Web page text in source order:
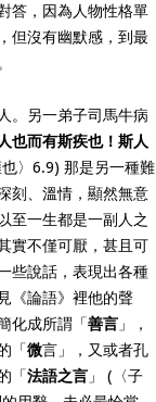
答，因為人物性格單
但沒有幽默感，到最
。另一弟子司馬牛病
也而有斯疾也！斯人
也〉6.9) 那是另一種難
刻、溫情，顯然無意
至一生都是一副人之
實不僅可厭，甚且可
些說話，表現出各種
《論語》裡他的聲
化成所謂「善言 」，
「微言」，又或者孔
「法語之言 」 (〈子